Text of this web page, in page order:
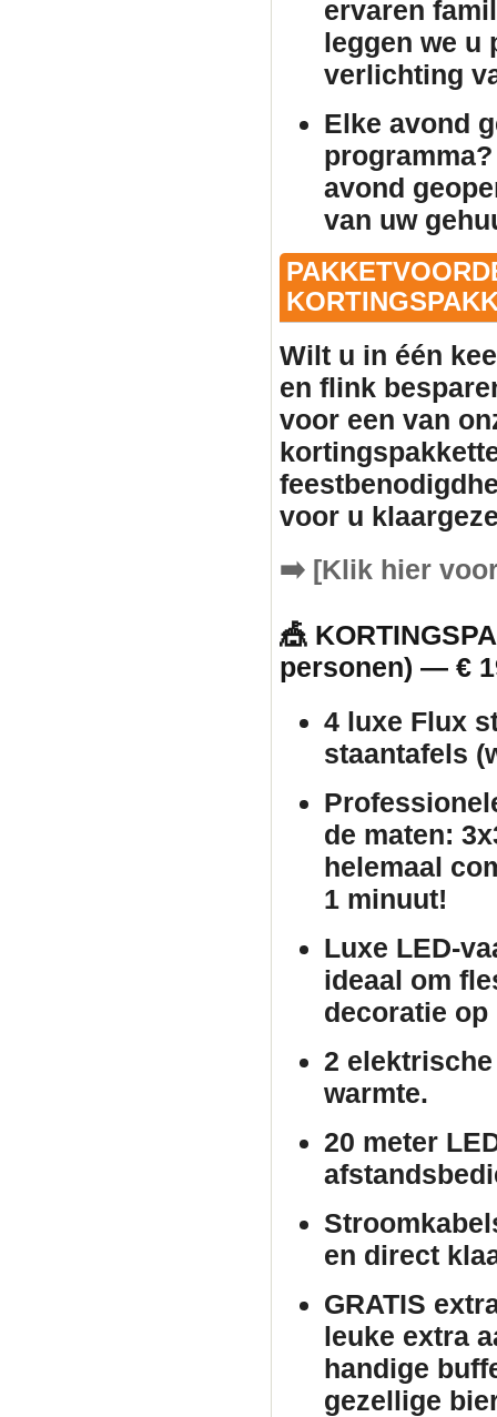
ervaren
leggen we u
verlichting
Elke avond
avond
van uw
Wilt u in één
en flink
voor een van
voor u
➡️ [Klik hier
🎪
personen) — €
4 luxe Flux
staantafels
de maten:
helemaal
1 minuut!
Luxe LED-
ideaal om
decoratie op
2
warmte.
20 meter
en direct
GRATIS
leuke extra
handige
gezellige